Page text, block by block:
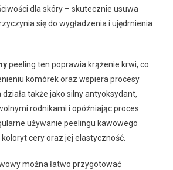
dla skóry – skutecznie usuwa
się do wygładzenia i ujędrnienia
peeling ten poprawia krążenie krwi, co
komórek oraz wspiera procesy
także jako silny antyoksydant,
rodnikami i opóźniając proces
używanie peelingu kawowego
cery oraz jej elastyczność.
można łatwo przygotować